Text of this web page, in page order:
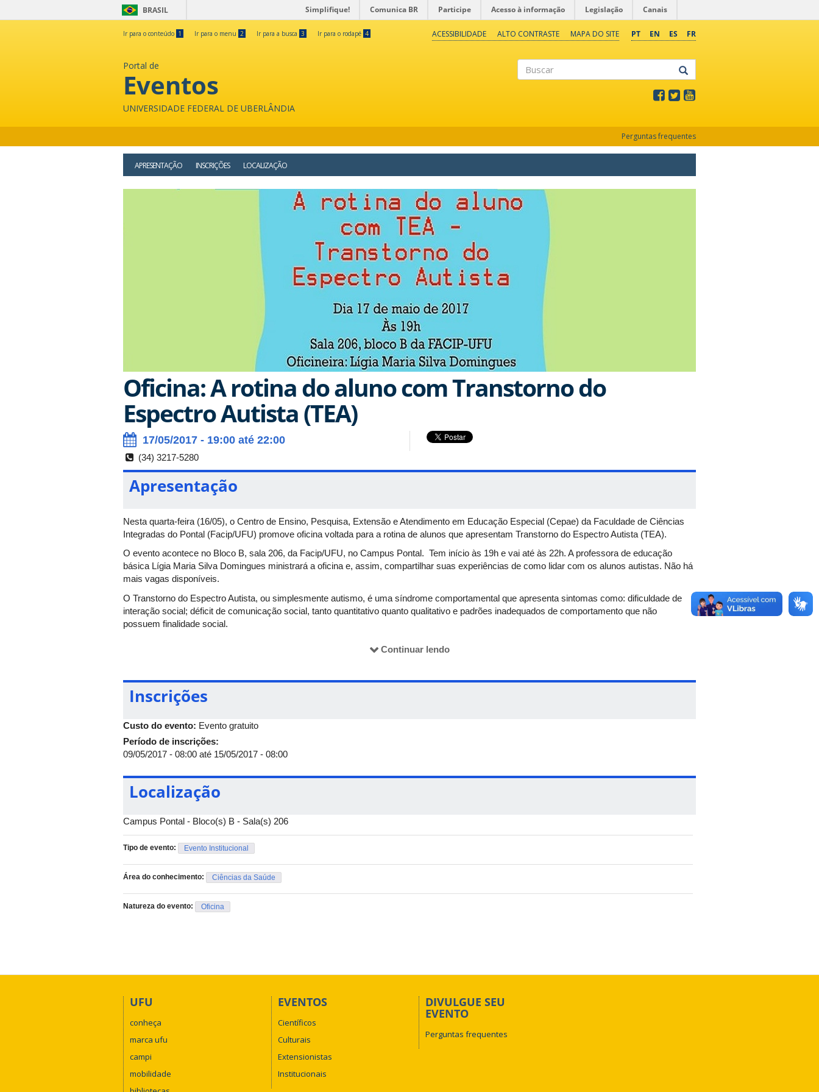
BRASIL Simplifique! Comunica BR Participe Acesso à informação Legislação Canais
Ir para o conteúdo 1 Ir para o menu 2 Ir para a busca 3 Ir para o rodapé 4 PT EN ES FR
ACESSIBILIDADE ALTO CONTRASTE MAPA DO SITE
Portal de
Eventos
UNIVERSIDADE FEDERAL DE UBERLÂNDIA
Perguntas frequentes
APRESENTAÇÃO INSCRIÇÕES LOCALIZAÇÃO
Oficina: A rotina do aluno com Transtorno do
Espectro Autista (TEA)
17/05/2017 - 19:00 até 22:00
(34) 3217-5280
Apresentação
Nesta quarta-feira (16/05), o Centro de Ensino, Pesquisa, Extensão e Atendimento em Educação Especial (Cepae) da Faculdade de Ciências
Integradas do Pontal (Facip/UFU) promove oficina voltada para a rotina de alunos que apresentam Transtorno do Espectro Autista (TEA).
O evento acontece no Bloco B, sala 206, da Facip/UFU, no Campus Pontal. Tem início às 19h e vai até às 22h. A professora de educação
básica Lígia Maria Silva Domingues ministrará a oficina e, assim, compartilhar suas experiências de como lidar com os alunos autistas. Não há
mais vagas disponíveis.
O Transtorno do Espectro Autista, ou simplesmente autismo, é uma síndrome comportamental que apresenta sintomas como: dificuldade de
interação social; déficit de comunicação social, tanto quantitativo quanto qualitativo e padrões inadequados de comportamento que não
possuem finalidade social.
Continuar lendo
Inscrições
Custo do evento: Evento gratuito
Período de inscrições:
09/05/2017 - 08:00 até 15/05/2017 - 08:00
Localização
Campus Pontal - Bloco(s) B - Sala(s) 206
Tipo de evento: Evento Institucional
Área do conhecimento: Ciências da Saúde
Natureza do evento: Oficina
UFU
conheça
marca ufu
campi
mobilidade
EVENTOS
Científicos
Culturais
Extensionistas
Institucionais
DIVULGUE SEU
EVENTO
Perguntas frequentes